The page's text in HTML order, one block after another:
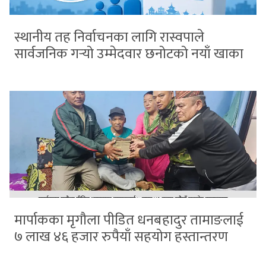
स्थानीय तह निर्वाचनका लागि रास्वपाले
सार्वजनिक गर्‍यो उम्मेदवार छनोटको नयाँ खाका
मार्पाकका मृगौला पीडित धनबहादुर तामाङलाई
७ लाख ४६ हजार रुपैयाँ सहयोग हस्तान्तरण